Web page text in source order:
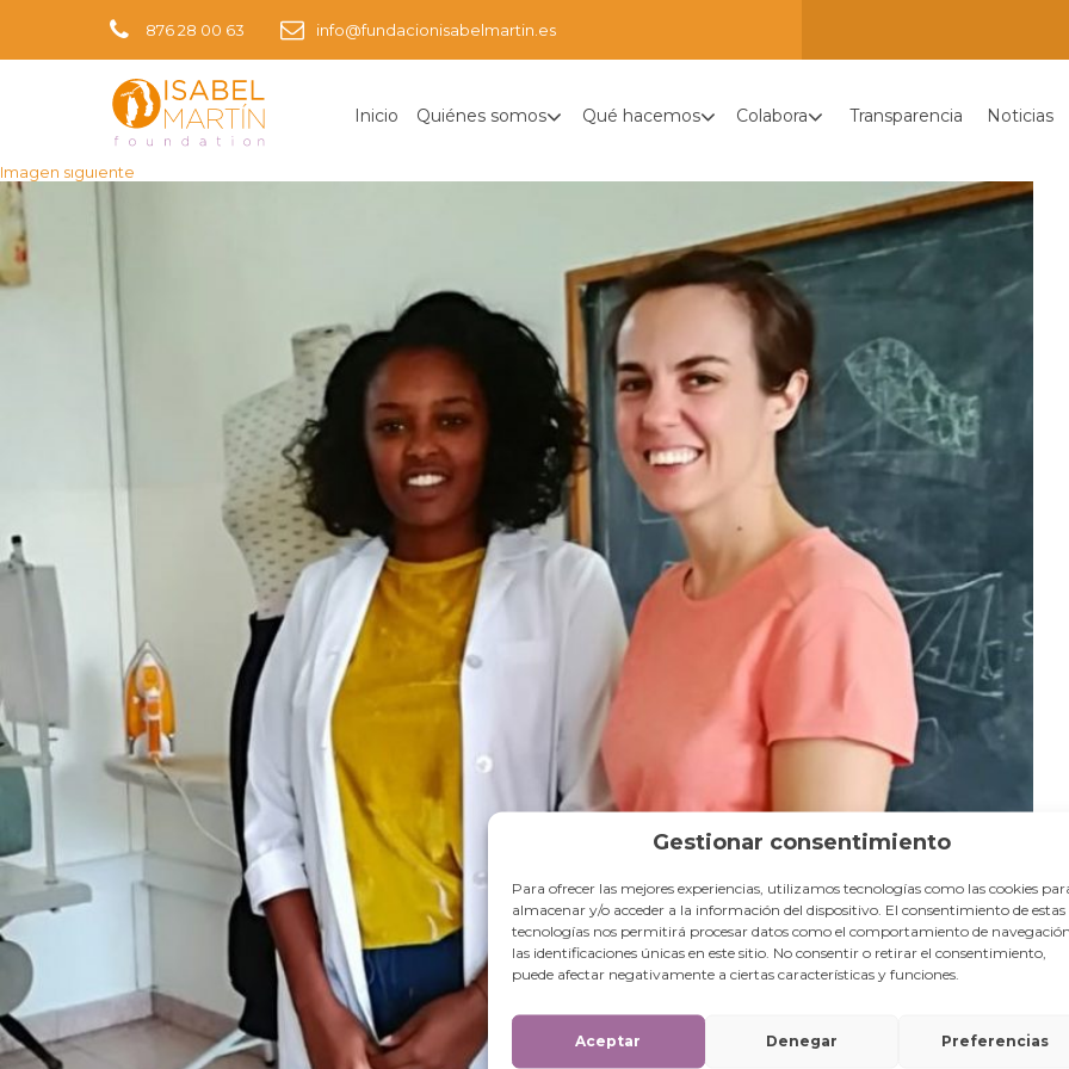
Gestionar consentimiento
Para ofrecer las mejores experiencias, utilizamos tecnologías como las cookies
almacenar y/o acceder a la información del dispositivo. El consentimiento de estas
tecnologías nos permitirá procesar datos como el comportamiento de
las identificaciones únicas en este sitio. No consentir o retirar el consentimiento,
puede afectar negativamente a ciertas características y funciones.
Aceptar Denegar Preferencias
876 28 00 63 info@fundacionisabelmartin.es
Inicio Quiénes somos Qué hacemos Colabora Transparencia Noticias
Imagen siguiente